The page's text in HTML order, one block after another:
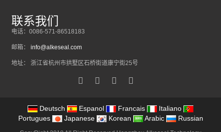
联系我们
电话：0086-571-86518183
邮箱： info@alkeseal.com
地址： 浙江省杭州市拱墅区石桥街道康宁街25号
Deutsch Espanol Francais
Italiano
Portugues
Japanese Korean Arabic Russian